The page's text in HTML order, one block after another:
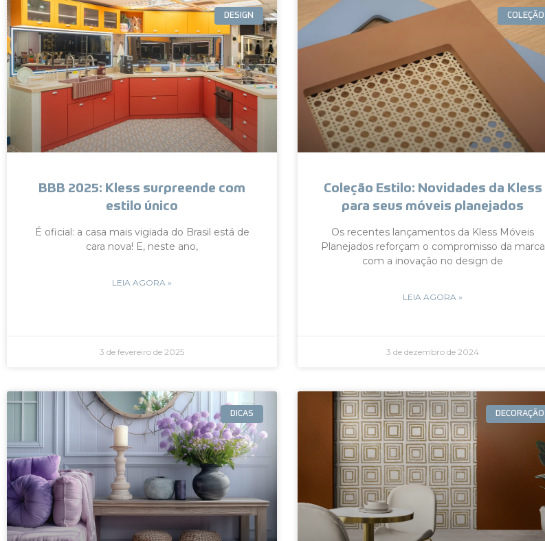
DESIGN
BBB 2025: Kless surpreende com
estilo único
É oficial: a casa mais vigiada do Brasil está de
cara nova! E, neste ano,
LEIA AGORA »
3 de fevereiro de 2025
COLEÇÃO
Coleção Estilo: Novidades da Kless
para seus móveis planejados
Os recentes lançamentos da Kless Móveis
Planejados reforçam o compromisso da marca
com a inovação no design de
LEIA AGORA »
3 de dezembro de 2024
DICAS DECORAÇÃO